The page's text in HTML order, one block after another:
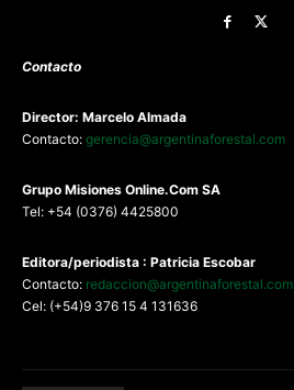
Contacto
Director: Marcelo Almada
Contacto: gerencia@argentinaforestal.com
Grupo Misiones Online.Com SA
Tel: +54 (0376) 4425800
Editora/periodista : Patricia Escobar
Contacto: redaccion@argentinaforestal.com
Cel: (+54)9 376 15 4 131636